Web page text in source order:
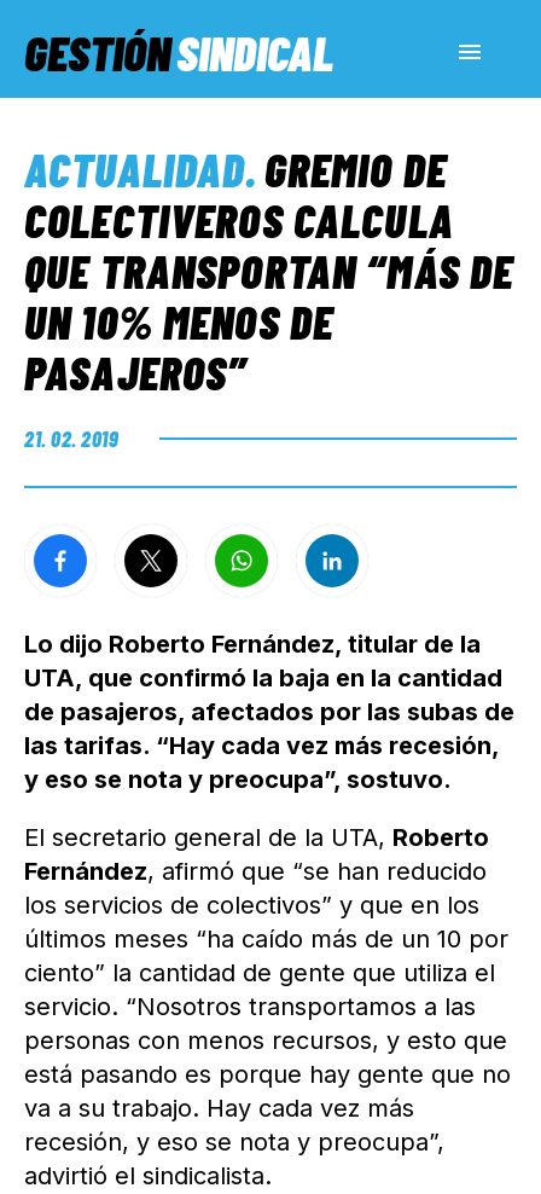
GESTIÓNSINDICAL
SERVICIOS SOCIALES
INFORMES ESPECIALES
FUERA DE MEGÁFONO
EL LADO «G»
ACTUALIDAD.GREMIO DE
COLECTIVEROS CALCULA
QUE TRANSPORTAN “MÁS DE
UN 10% MENOS DE
PASAJEROS”
21. 02. 2019
Lo dijo Roberto Fernández, titular de la
UTA, que confirmó la baja en la cantidad
de pasajeros, afectados por las subas de
las tarifas. “Hay cada vez más recesión,
y eso se nota y preocupa”, sostuvo.
El secretario general de la UTA, Roberto
Fernández, afirmó que “se han reducido
los servicios de colectivos” y que en los
últimos meses “ha caído más de un 10 por
ciento” la cantidad de gente que utiliza el
servicio. “Nosotros transportamos a las
personas con menos recursos, y esto que
está pasando es porque hay gente que no
va a su trabajo. Hay cada vez más
recesión, y eso se nota y preocupa”,
advirtió el sindicalista.